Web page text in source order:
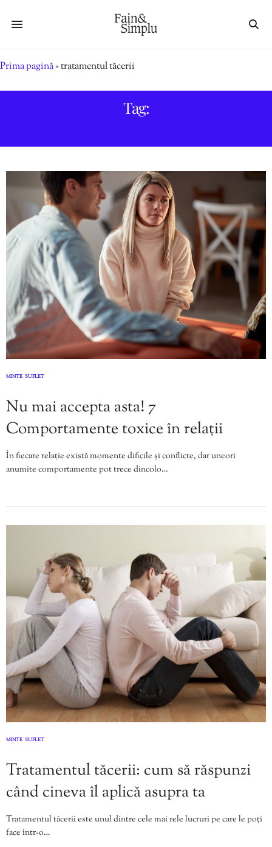
Prima pagină»tratamentul tăcerii
Tag:
MINTE SUFLET
Nu mai accepta asta! 7
Comportamente toxice în relații
În fiecare relație există momente dificile și conflicte, dar uneori
anumite comportamente pot trece dincolo…
MINTE SUFLET
Tratamentul tăcerii: cum să răspunzi
când cineva îl aplică asupra ta
Tratamentul tăcerii este unul dintre cele mai rele lucruri pe care le poți
face într-o…